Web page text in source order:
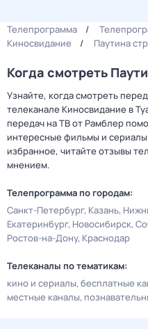
Телепрограмма
Киносвидание
Паутина
Когда смотреть
Узнайте, когда смотреть
телеканале Киносвидание в
передач на ТВ от Рамблер
интересные фильмы и
избранное, читайте отзывы
мнением.
Телепрограмма по городам:
Санкт-Петербург Казань
Екатеринбург Новосибирск
Ростов-на-Дону Краснодар
Телеканалы по тематикам:
кино и сериалы бесплатные
местные каналы